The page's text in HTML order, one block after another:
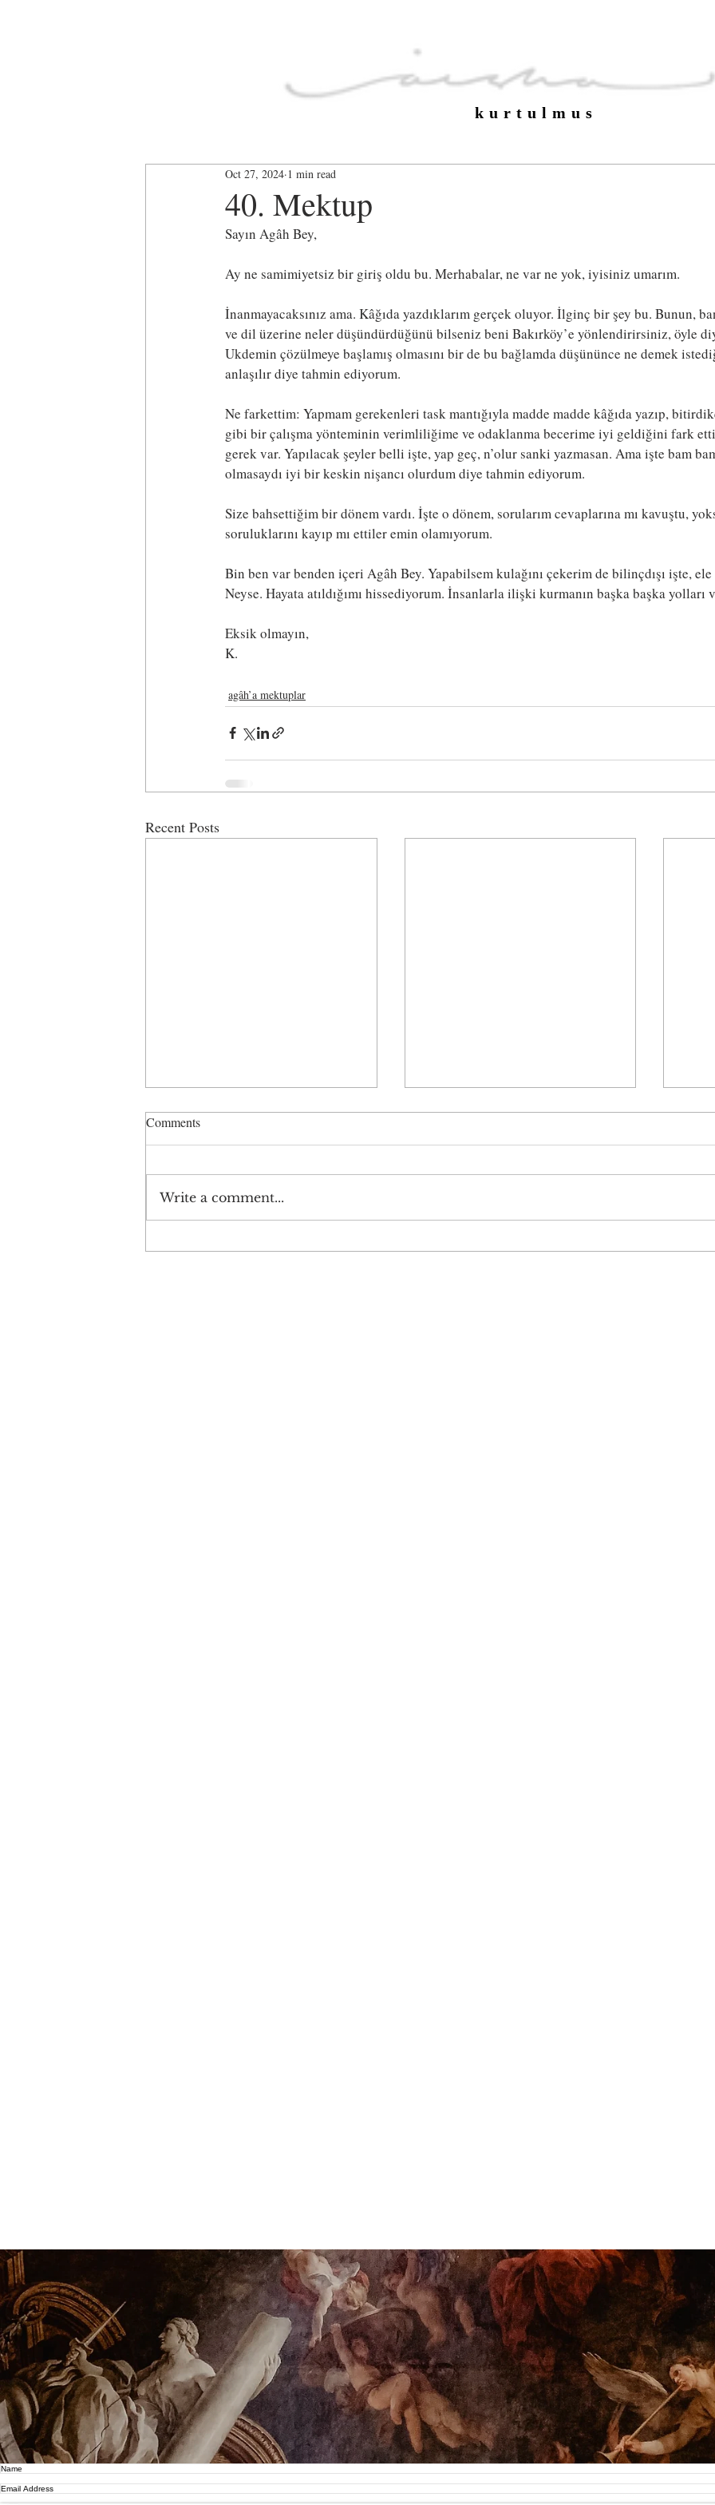
kurtulmus
40. Mektup
Oct 27, 2024 1 min read
Sayın Agâh Bey,
Ay ne samimiyetsiz bir giriş oldu bu. Merhabalar, ne var ne yok, iyisiniz umarım.
İnanmayacaksınız ama. Kâğıda yazdıklarım gerçek oluyor. İlginç bir şey bu. Bunun,
ve dil üzerine neler düşündürdüğünü bilseniz beni Bakırköy’e yönlendirirsiniz, öyle
Ukdemin çözülmeye başlamış olmasını bir de bu bağlamda düşününce ne demek
anlaşılır diye tahmin ediyorum.
Ne farkettim: Yapmam gerekenleri task mantığıyla madde madde kâğıda yazıp,
gibi bir çalışma yönteminin verimliliğime ve odaklanma becerime iyi geldiğini fark
gerek var. Yapılacak şeyler belli işte, yap geç, n’olur sanki yazmasan. Ama işte bam
olmasaydı iyi bir keskin nişancı olurdum diye tahmin ediyorum.
Size bahsettiğim bir dönem vardı. İşte o dönem, sorularım cevaplarına mı kavuştu,
soruluklarını kayıp mı ettiler emin olamıyorum.
Bin ben var benden içeri Agâh Bey. Yapabilsem kulağını çekerim de bilinçdışı işte, ele
Neyse. Hayata atıldığımı hissediyorum. İnsanlarla ilişki kurmanın başka başka yolları
Eksik olmayın,
K.
agâh’a mektuplar
Recent Posts
52. Mektup
kırk
Comments
Write a comment...